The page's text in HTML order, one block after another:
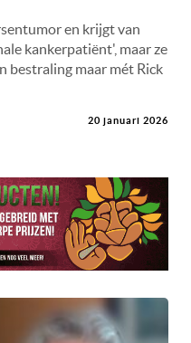
en krijgt van
kankerpatiënt', maar ze
bestraling maar mét Rick
20 januari 2026